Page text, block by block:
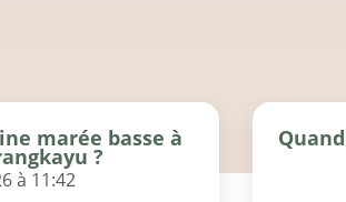
marée basse à
?
à 11:42